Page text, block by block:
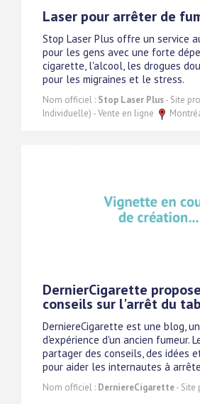
Laser pour arrêter de
Stop Laser Plus offre un service
pour les gens avec une forte
cigarette, l'alcool, les drogues
pour les migraines et le stress.
Nom officiel : Stop Laser Plus- Site
Individuelle) - Vente en ligne
DernierCigarette
conseils sur l'arrêt du
DerniereCigarette est une blog,
d'expérience d'un ancien fumeur.
partager des conseils, des idées
pour aider les internautes à
Nom officiel : DerniereCigarette- Site